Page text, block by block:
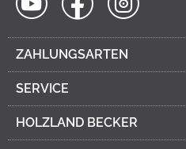
ZAHLUNGSARTEN
SERVICE
HOLZLAND BECKER